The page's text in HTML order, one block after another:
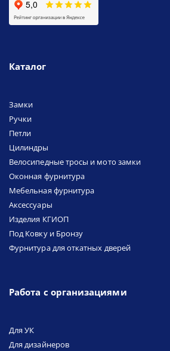
Каталог
Замки
Ручки
Петли
Цилиндры
Велосипедные тросы и мото замки
Оконная фурнитура
Мебельная фурнитура
Аксессуары
Изделия КГИОП
Под Ковку и Бронзу
Фурнитура для откатных дверей
Работа с организациями
Для УК
Для дизайнеров